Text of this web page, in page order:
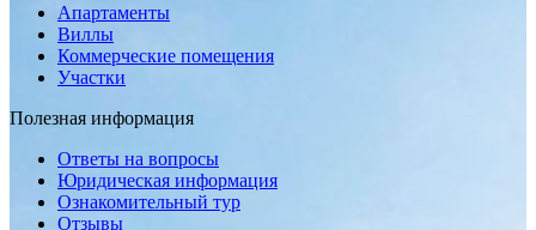
Апартаменты
Виллы
Коммерческие помещения
Участки
Полезная информация
Ответы на вопросы
Юридическая информация
Ознакомительный тур
Отзывы